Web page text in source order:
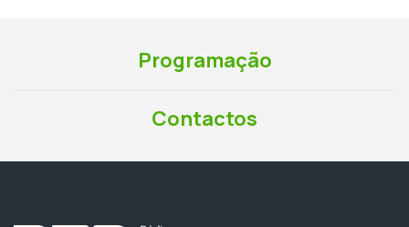
Programação
Contactos